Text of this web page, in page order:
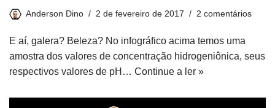
Anderson Dino 2 de fevereiro de 2017 2 comentários
E aí, galera? Beleza? No infográfico acima temos uma
amostra dos valores de concentração hidrogeniônica, seus
respectivos valores de pH… Continue a ler »